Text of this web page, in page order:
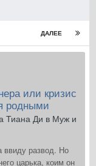
ДАЛЕЕ
или кризис
родными
Тиана Ди в Муж и
ввиду развод. Но
царька, коим он